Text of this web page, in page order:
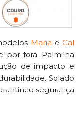
Maria e Gal
por fora. Palmilha
de impacto e
Solado
segurança